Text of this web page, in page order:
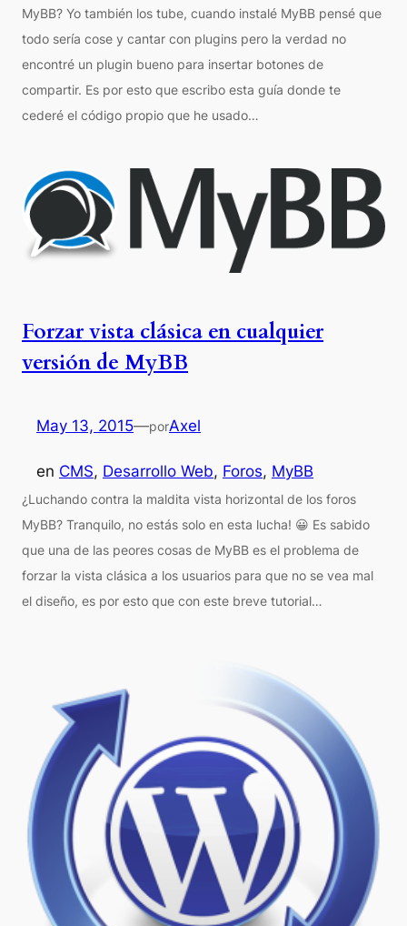
MyBB? Yo también los tube, cuando instalé MyBB pensé que
todo sería cose y cantar con plugins pero la verdad no
encontré un plugin bueno para insertar botones de
compartir. Es por esto que escribo esta guía donde te
cederé el código propio que he usado…
Forzar vista clásica en cualquier
versión de MyBB
May 13, 2015—porAxel
en CMS, Desarrollo Web, Foros, MyBB
¿Luchando contra la maldita vista horizontal de los foros
MyBB? Tranquilo, no estás solo en esta lucha! 😀 Es sabido
que una de las peores cosas de MyBB es el problema de
forzar la vista clásica a los usuarios para que no se vea mal
el diseño, es por esto que con este breve tutorial…